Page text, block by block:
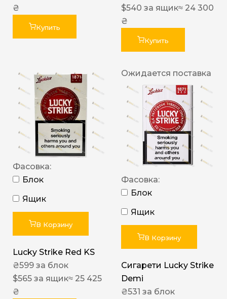
₴
Купить
$540 за ящик≈ 24 300
₴
Купить
Фасовка:
Блок
Ящик
В Корзину
Lucky Strike Red KS
₴599 за блок
$565 за ящик≈ 25 425
₴
Ожидается поставка
Фасовка:
Блок
Ящик
В Корзину
Сигарети Lucky Strike
Demi
₴531 за блок